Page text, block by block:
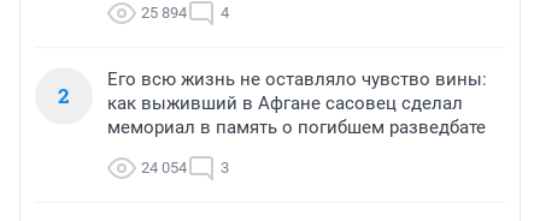
25 894 4
2
Его всю жизнь не оставляло чувство вины:
как выживший в Афгане сасовец сделал
мемориал в память о погибшем разведбате
24 054 3